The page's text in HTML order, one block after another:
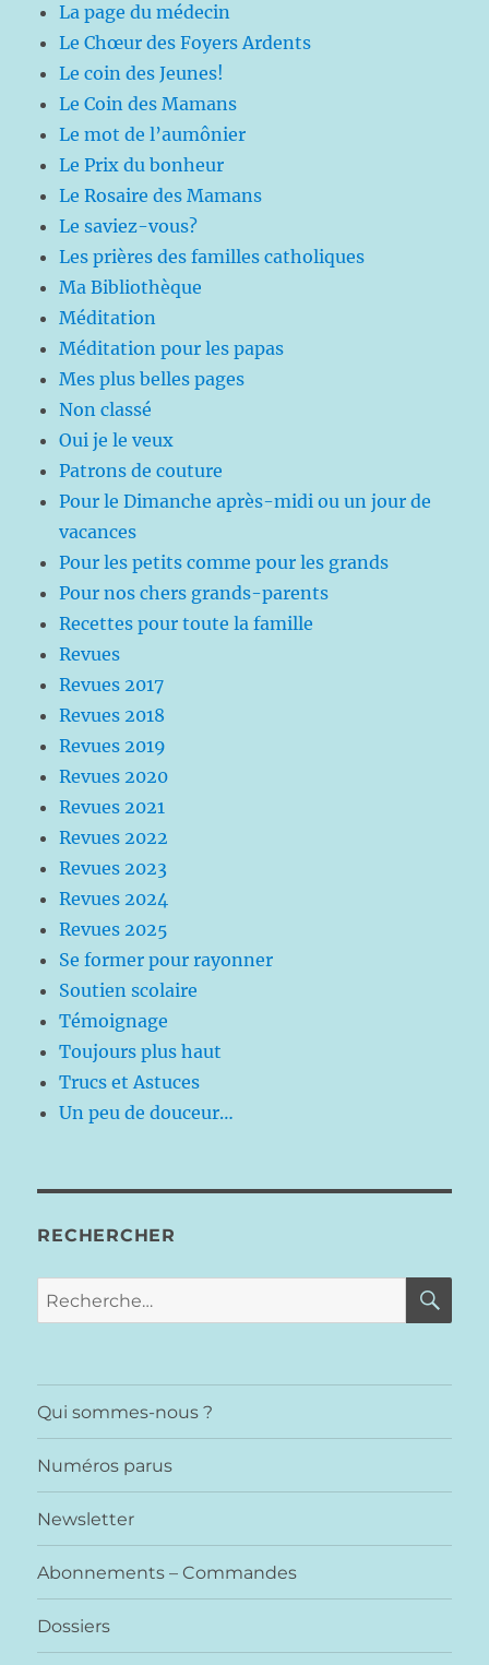
La page du médecin
Le Chœur des Foyers Ardents
Le coin des Jeunes!
Le Coin des Mamans
Le mot de l’aumônier
Le Prix du bonheur
Le Rosaire des Mamans
Le saviez-vous?
Les prières des familles catholiques
Ma Bibliothèque
Méditation
Méditation pour les papas
Mes plus belles pages
Non classé
Oui je le veux
Patrons de couture
Pour le Dimanche après-midi ou un jour de
vacances
Pour les petits comme pour les grands
Pour nos chers grands-parents
Recettes pour toute la famille
Revues
Revues 2017
Revues 2018
Revues 2019
Revues 2020
Revues 2021
Revues 2022
Revues 2023
Revues 2024
Revues 2025
Se former pour rayonner
Soutien scolaire
Témoignage
Toujours plus haut
Trucs et Astuces
Un peu de douceur…
RECHERCHER
Recherche
pour :
Qui sommes-nous ?
Numéros parus
Newsletter
Abonnements – Commandes
Dossiers